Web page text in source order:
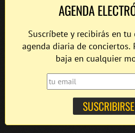
AGENDA
Suscríbete y recibirás en tu
agenda diaria de conciertos.
baja en cualquier